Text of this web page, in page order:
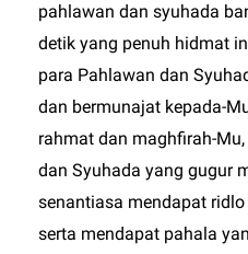
pahlawan dan syuhada
detik yang penuh hidmat
para Pahlawan dan
dan bermunajat kepada-
rahmat dan maghfirah-
dan Syuhada yang gugur
senantiasa mendapat
serta mendapat pahala